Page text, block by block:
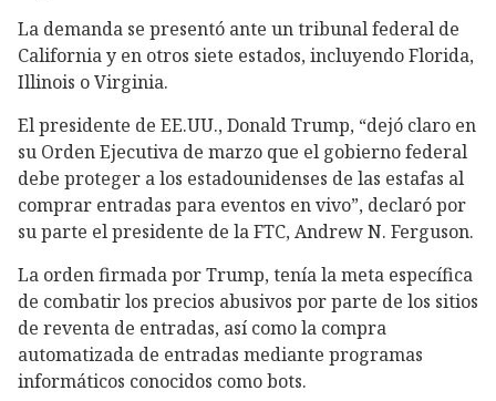
La demanda se presentó ante un tribunal federal de
California y en otros siete estados, incluyendo Florida,
Illinois o Virginia.
El presidente de EE.UU., Donald Trump, “dejó claro en
su Orden Ejecutiva de marzo que el gobierno federal
debe proteger a los estadounidenses de las estafas al
comprar entradas para eventos en vivo”, declaró por
su parte el presidente de la FTC, Andrew N. Ferguson.
La orden firmada por Trump, tenía la meta específica
de combatir los precios abusivos por parte de los sitios
de reventa de entradas, así como la compra
automatizada de entradas mediante programas
informáticos conocidos como bots.